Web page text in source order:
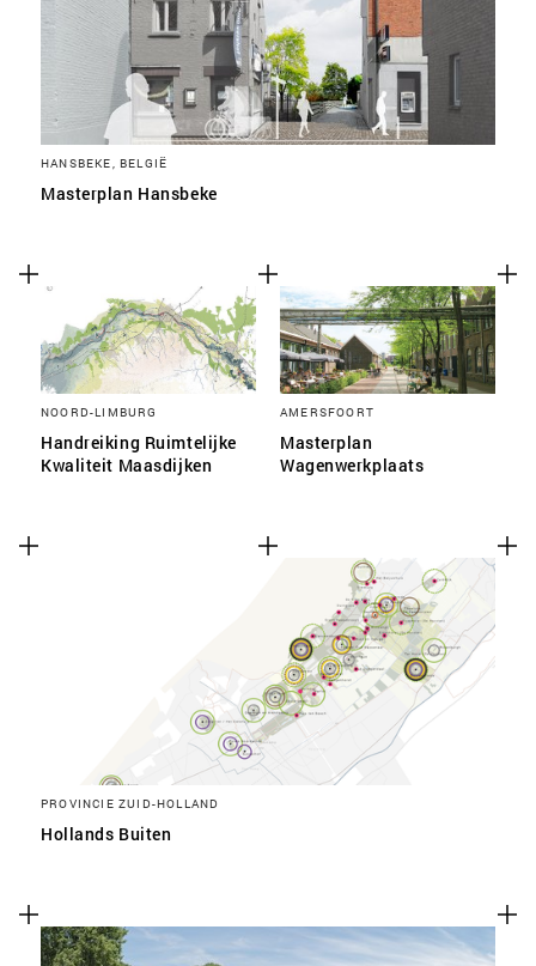
HANSBEKE, BELGIË
Masterplan Hansbeke
NOORD-LIMBURG
Handreiking Ruimtelijke
Kwaliteit Maasdijken
AMERSFOORT
Masterplan
Wagenwerkplaats
PROVINCIE ZUID-HOLLAND
Hollands Buiten